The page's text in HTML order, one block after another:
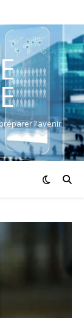
l'avenir